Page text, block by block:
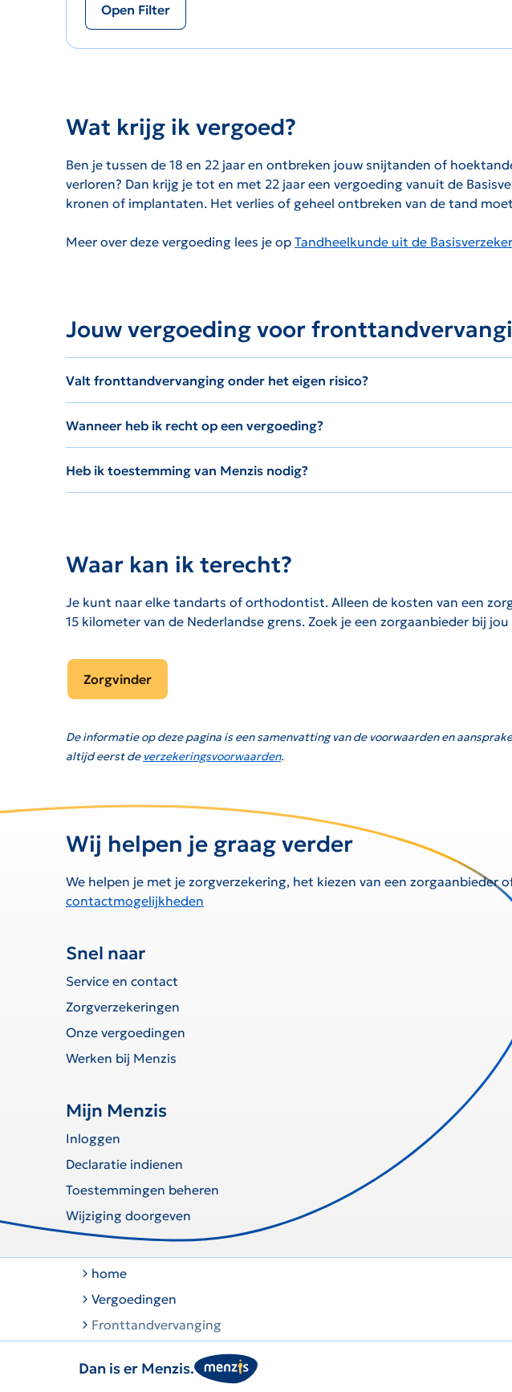
Open Filter
Wat krijg ik vergoed?
Ben je tussen de 18 en 22 jaar en ontbreken jouw snijtanden of
verloren? Dan krijg je tot en met 22 jaar een vergoeding vanuit de
kronen of implantaten. Het verlies of geheel ontbreken van de tand
Meer over deze vergoeding lees je op Tandheelkunde uit de
Jouw vergoeding voor
Valt fronttandvervanging onder het eigen risico?
Wanneer heb ik recht op een vergoeding?
Heb ik toestemming van Menzis nodig?
Waar kan ik terecht?
Je kunt naar elke tandarts of orthodontist. Alleen de kosten van een
15 kilometer van de Nederlandse grens. Zoek je een zorgaanbieder bij
Zorgvinder
De informatie op deze pagina is een samenvatting van de voorwaarden en
altijd eerst de verzekeringsvoorwaarden.
Wij helpen je graag verder
We helpen je met je zorgverzekering, het kiezen van een
contactmogelijkheden
Snel naar
Service en contact
Zorgverzekeringen
Onze vergoedingen
Werken bij Menzis
Mijn Menzis
Inloggen
Declaratie indienen
Toestemmingen beheren
Wijziging doorgeven
home
Vergoedingen
Fronttandvervanging
Dan is er Menzis.